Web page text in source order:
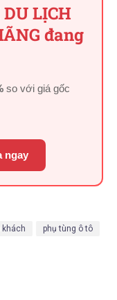
LỊCH
đang
so với giá gốc
ngay
khách
phụ tùng ô tô